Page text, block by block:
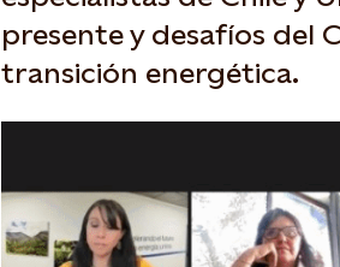
presente y desafíos del
transición energética.